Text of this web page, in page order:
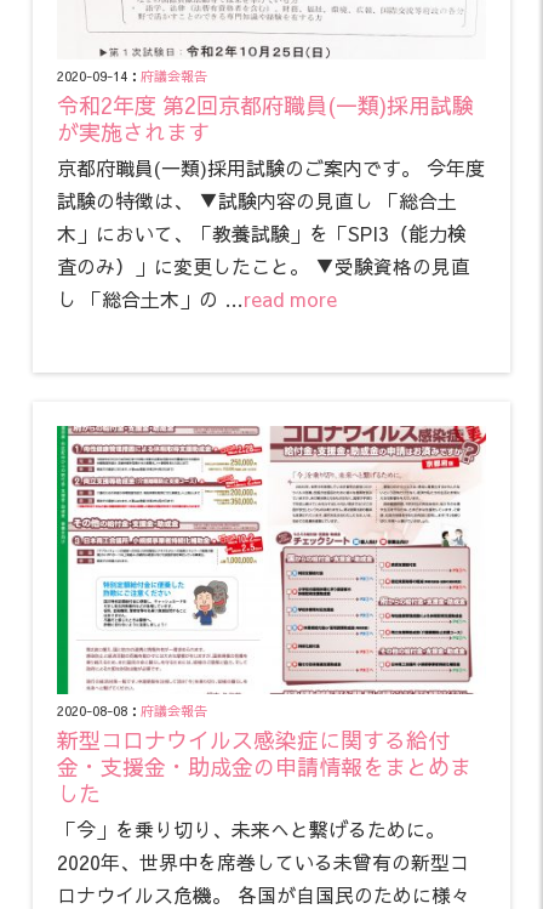
2020-09-14：府議会報告
令和2年度 第2回京都府職員(一類)採用試験
が実施されます
京都府職員(一類)採用試験のご案内です。 今年度
試験の特徴は、 ▼試験内容の見直し 「総合土
木」において、「教養試験」を「SPI3（能力検
査のみ）」に変更したこと。 ▼受験資格の見直
し 「総合土木」の …read more
2020-08-08：府議会報告
新型コロナウイルス感染症に関する給付
金・支援金・助成金の申請情報をまとめま
した
「今」を乗り切り、未来へと繋げるために。
2020年、世界中を席巻している未曾有の新型コ
ロナウイルス危機。 各国が自国民のために様々